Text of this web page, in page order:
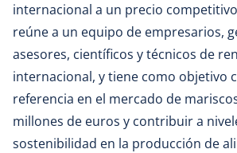
internacional a un precio
reúne a un equipo de empresarios,
asesores, científicos y técnicos de
internacional, y tiene como objetivo
referencia en el mercado de
millones de euros y contribuir a
sostenibilidad en la producción de